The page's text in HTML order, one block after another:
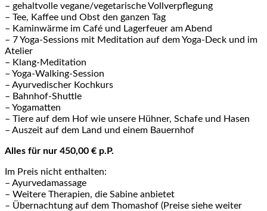
– gehaltvolle vegane/vegetarische Vollverpflegung
– Tee, Kaffee und Obst den ganzen Tag
– Kaminwärme im Café und Lagerfeuer am Abend
– 7 Yoga-Sessions mit Meditation auf dem Yoga-Deck und im
Atelier
– Klang-Meditation
– Yoga-Walking-Session
– Ayurvedischer Kochkurs
– Bahnhof-Shuttle
– Yogamatten
– Tiere auf dem Hof wie unsere Hühner, Schafe und Hasen
– Auszeit auf dem Land und einem Bauernhof
Alles für nur 450,00 € p.P.
Im Preis nicht enthalten:
– Ayurvedamassage
– Weitere Therapien, die Sabine anbietet
– Übernachtung auf dem Thomashof (Preise siehe weiter